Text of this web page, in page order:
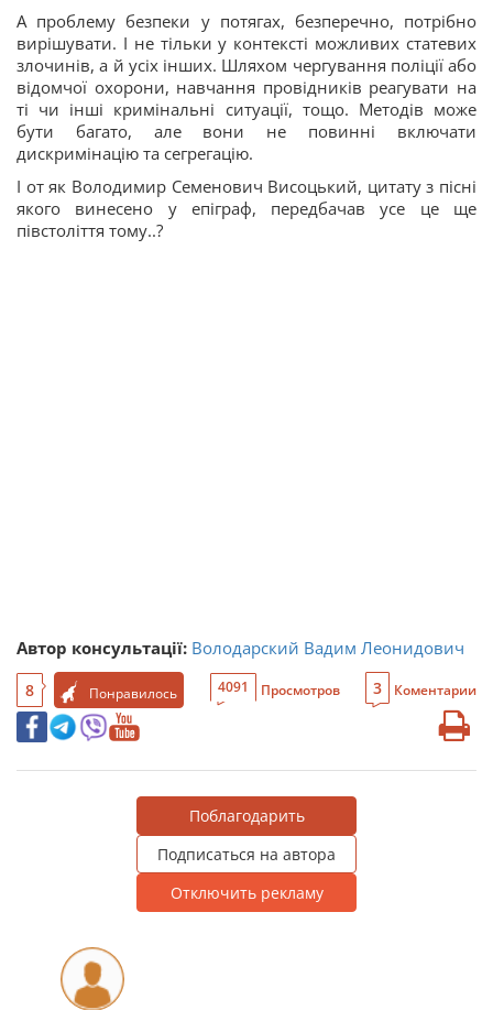
А проблему безпеки у потягах, безперечно, потрібно
вирішувати. І не тільки у контексті можливих статевих
злочинів, а й усіх інших. Шляхом чергування поліції або
відомчої охорони, навчання провідників реагувати на
ті чи інші кримінальні ситуації, тощо. Методів може
бути багато, але вони не повинні включати
дискримінацію та сегрегацію.
І от як Володимир Семенович Висоцький, цитату з пісні
якого винесено у епіграф, передбачав усе це ще
півстоліття тому..?
Автор консультації: Володарский Вадим Леонидович
8 Понравилось 4091 Просмотров 3 Коментарии
Поблагодарить
Подписаться на автора
Отключить рекламу